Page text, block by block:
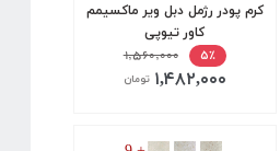
کرم پودر رژمل دبل ویر ماکسیمم
کاور تیوپی
۵٪
۱,۵۶۰,۰۰۰
۱,۴۸۲,۰۰۰ تومان